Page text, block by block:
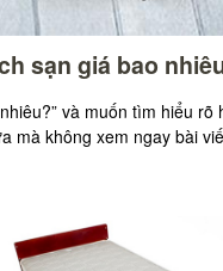
sạn giá bao
và muốn tìm hiểu rõ
mà không xem ngay bài